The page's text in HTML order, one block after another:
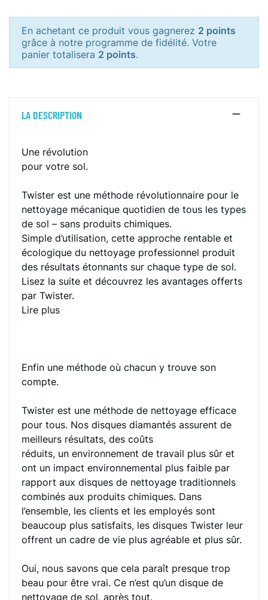
En achetant ce produit vous gagnerez 2 points
grâce à notre programme de fidélité. Votre
panier totalisera 2 points.
LA DESCRIPTION
Une révolution
pour votre sol.
Twister est une méthode révolutionnaire pour le
nettoyage mécanique quotidien de tous les types
de sol – sans produits chimiques.
Simple d’utilisation, cette approche rentable et
écologique du nettoyage professionnel produit
des résultats étonnants sur chaque type de sol.
Lisez la suite et découvrez les avantages offerts
par Twister.
Lire plus
Enfin une méthode où chacun y trouve son
compte.
Twister est une méthode de nettoyage efficace
pour tous. Nos disques diamantés assurent de
meilleurs résultats, des coûts
réduits, un environnement de travail plus sûr et
ont un impact environnemental plus faible par
rapport aux disques de nettoyage traditionnels
combinés aux produits chimiques. Dans
l’ensemble, les clients et les employés sont
beaucoup plus satisfaits, les disques Twister leur
offrent un cadre de vie plus agréable et plus sûr.
Oui, nous savons que cela paraît presque trop
beau pour être vrai. Ce n’est qu’un disque de
nettoyage de sol, après tout.